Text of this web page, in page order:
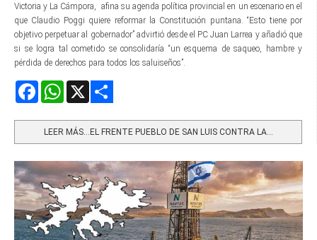
Victoria y La Cámpora, afina su agenda política provincial en un escenario en el
que Claudio Poggi quiere reformar la Constitución puntana. “Esto tiene por
objetivo perpetuar al gobernador” advirtió desde el PC Juan Larrea y añadió que
si se logra tal cometido se consolidaría “un esquema de saqueo, hambre y
pérdida de derechos para todos los saluiseños”.
FacebookWhatsApp
LEER MÁS…EL FRENTE PUEBLO DE SAN LUIS CONTRA LA...